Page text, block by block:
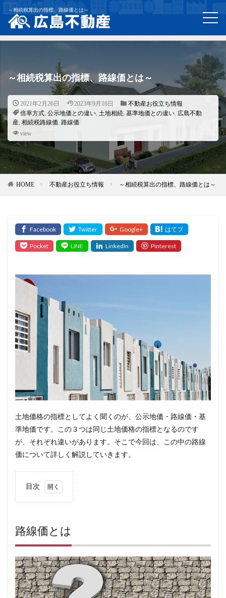
～相続税算出の指標、路線価とは～
～相続税算出の指標、路線価とは～
2021年2月26日 2023年9月16日
不動産お役立ち情報
倍率方式, 公示地価との違い, 土地相続, 基準地価との違い, 広島不動
産, 相続税路線価, 路線価
view
HOME 不動産お役立ち情報 ～相続税算出の指標、路線価とは～
土地価格の指標としてよく聞くのが、公示地価・路線価・基
準地価です。この３つは同じ土地価格の指標となるのです
が、それぞれ違いがあります。そこで今回は、この中の路線
価について詳しく解説していきます。
目次
と
私
道
の
み
に
路線価とは